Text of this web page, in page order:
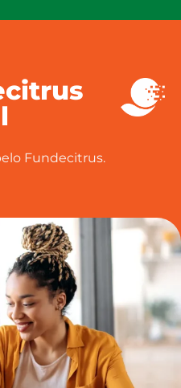
Fundecitrus.